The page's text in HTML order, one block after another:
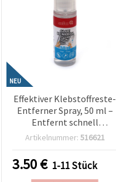
NEU
Effektiver Klebstoffreste-
Entferner Spray, 50 ml –
Entfernt schnell
Klebereste, Etiketten &
von verschiedenen
Oberflächen
Artikelnummer: 516621
3.50€ 1-11 Stück